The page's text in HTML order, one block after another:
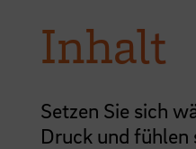
Inhalt
Setzen Sie sich
Druck und fühlen